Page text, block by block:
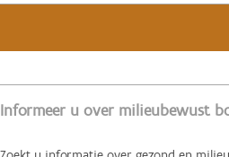
Informeer u over milieubewust